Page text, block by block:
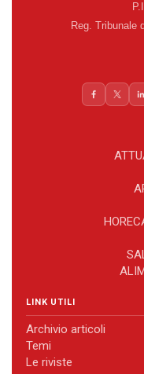
Reg. Tribunale
LINK UTILI
Archivio articoli
Temi
Le riviste